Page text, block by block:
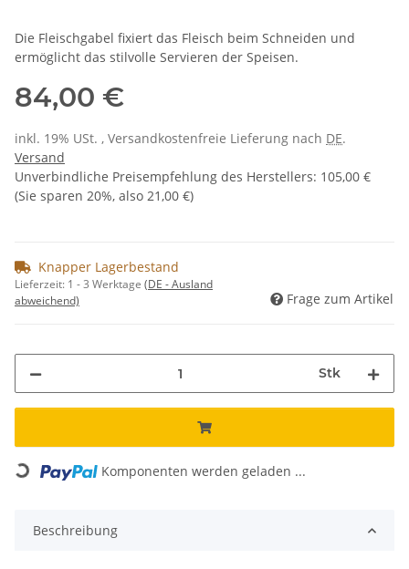
Die Fleischgabel fixiert das Fleisch beim Schneiden und
ermöglicht das stilvolle Servieren der Speisen.
84,00 €
inkl. 19% USt. , Versandkostenfreie Lieferung nach DE.
Versand
Unverbindliche Preisempfehlung des Herstellers: 105,00 €
(Sie sparen 20%, also 21,00 €)
Knapper Lagerbestand
Lieferzeit: 1 - 3 Werktage (DE - Ausland
abweichend)
Frage zum Artikel
Stk
Loading... Komponenten werden geladen ...
Beschreibung